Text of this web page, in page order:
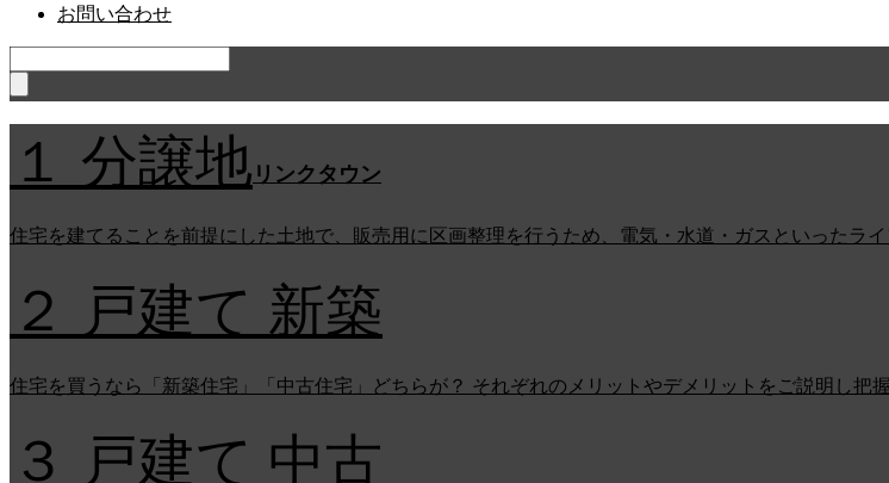
お問い合わせ
１ 分譲地 リンクタウン
住宅を建てることを前提にした土地で、販売用に区画整理を行うため、電気・水道・ガスといったラ
２ 戸建て 新築
住宅を買うなら「新築住宅」「中古住宅」どちらが？ それぞれのメリットやデメリットをご説明し把
３ 戸建て 中古